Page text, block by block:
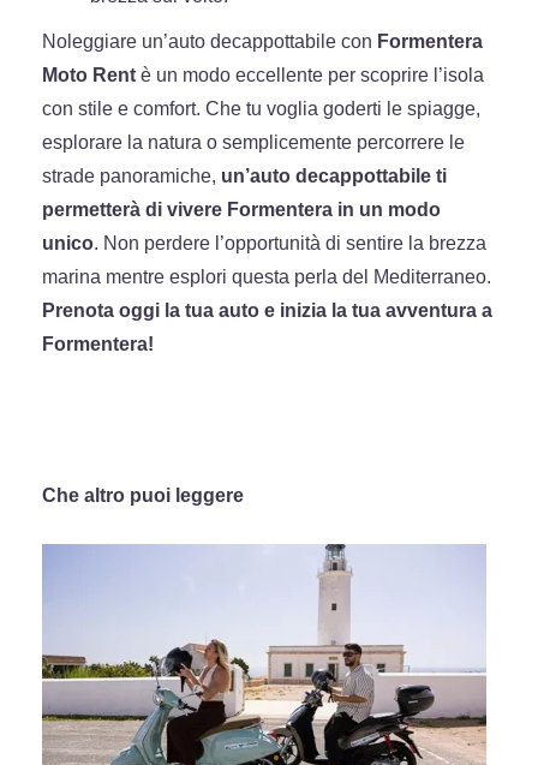
Noleggiare un’auto decappottabile con Formentera
Moto Rent è un modo eccellente per scoprire l’isola
con stile e comfort. Che tu voglia goderti le spiagge,
esplorare la natura o semplicemente percorrere le
strade panoramiche, un’auto decappottabile ti
permetterà di vivere Formentera in un modo
unico. Non perdere l’opportunità di sentire la brezza
marina mentre esplori questa perla del Mediterraneo.
Prenota oggi la tua auto e inizia la tua avventura a
Formentera!
Che altro puoi leggere